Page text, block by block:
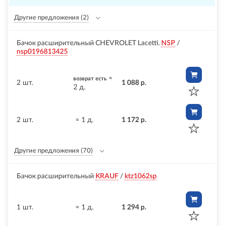
Другие предложения (2)
Бачок расширительный CHEVROLET Lacetti. NSP /
nsp0196813425
2 шт.
возврат есть ≈
2 д.
1 088 р.
2 шт. ≈ 1 д. 1 172 р.
Другие предложения (70)
Бачок расширительный KRAUF / ktz1062sp
1 шт. ≈ 1 д. 1 294 р.